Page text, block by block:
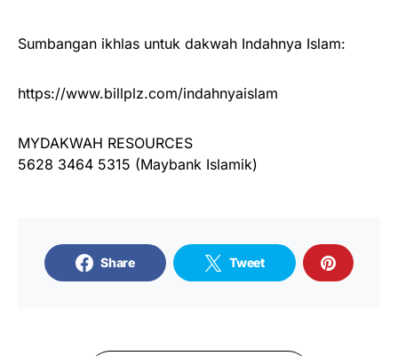
Sumbangan ikhlas untuk dakwah Indahnya Islam:
https://www.billplz.com/indahnyaislam
MYDAKWAH RESOURCES
5628 3464 5315 (Maybank Islamik)
Share Tweet